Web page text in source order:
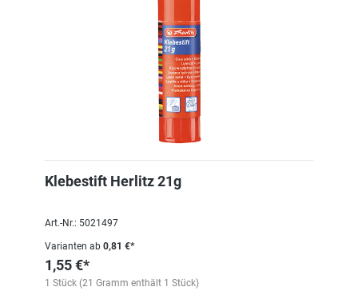
Klebestift Herlitz 21g
Art.-Nr.: 5021497
Varianten ab 0,81 €*
1,55 €*
1 Stück (21 Gramm enthält 1 Stück)